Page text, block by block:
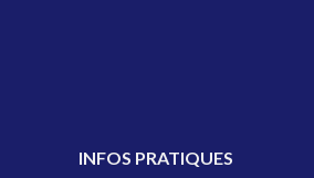
INFOS PRATIQUES